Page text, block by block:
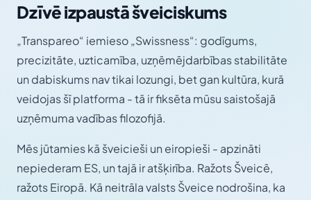
Dzīvē izpaustā šveiciskums
„Transpareo“ iemieso „Swissness“: godīgums,
precizitāte, uzticamība, uzņēmējdarbības stabilitāte
un dabiskums nav tikai lozungi, bet gan kultūra, kurā
veidojas šī platforma - tā ir fiksēta mūsu saistošajā
uzņēmuma vadības filozofijā.
Mēs jūtamies kā šveicieši un eiropieši - apzināti
nepiederam ES, un tajā ir atšķirība. Ražots Šveicē,
ražots Eiropā. Kā neitrāla valsts Šveice nodrošina, ka